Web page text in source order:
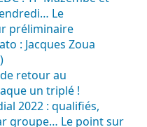
Le
préliminaire
: Jacques Zoua
retour au
un triplé !
2022 : qualifiés,
groupe… Le point sur